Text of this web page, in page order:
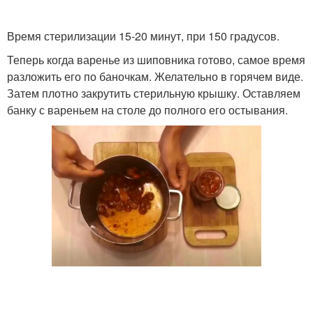
Время стерилизации 15-20 минут, при 150 градусов.
Теперь когда варенье из шиповника готово, самое время
разложить его по баночкам. Желательно в горячем виде.
Затем плотно закрутить стерильную крышку. Оставляем
банку с вареньем на столе до полного его остывания.